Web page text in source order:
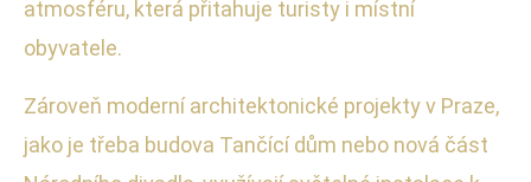
atmosféru, která přitahuje turisty i místní
obyvatele.
Zároveň moderní architektonické projekty v Praze,
jako je třeba budova Tančící dům nebo nová část